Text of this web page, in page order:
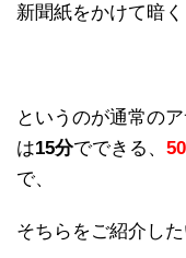
新聞紙をかけて暗く
というのが通常の
は15分でできる、
で、
そちらをご紹介し